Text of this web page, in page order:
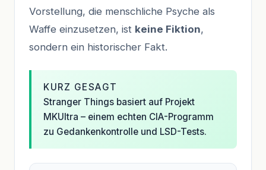
Vorstellung, die menschliche Psyche als
Waffe einzusetzen, ist keine Fiktion,
sondern ein historischer Fakt.
KURZ GESAGT
Stranger Things basiert auf Projekt
MKUltra – einem echten CIA-Programm
zu Gedankenkontrolle und LSD-Tests.